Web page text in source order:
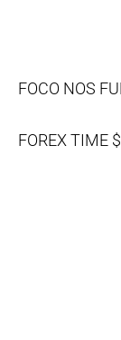
FOCO NOS
FOREX TIME